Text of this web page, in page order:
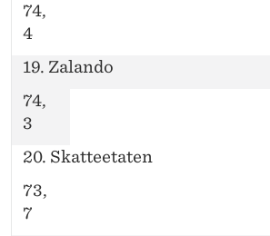
74,
4
19. Zalando
74,
3
20. Skatteetaten
73,
7